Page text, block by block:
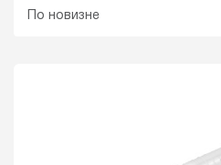
По новизне